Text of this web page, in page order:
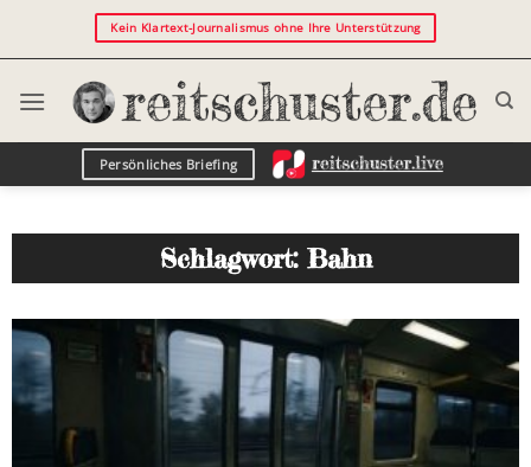
Kein Klartext-Journalismus ohne Ihre Unterstützung
Persönliches Briefing
Schlagwort: Bahn